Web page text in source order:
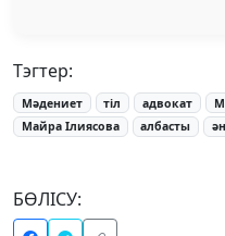
Тэгтер:
Мәдениет тіл адвокат
Майра Ілиясова
албасты
БӨЛІСУ: